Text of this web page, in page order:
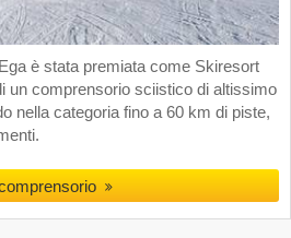
è stata premiata come Skiresort
un comprensorio sciistico di altissimo
nella categoria fino a 60 km di piste,